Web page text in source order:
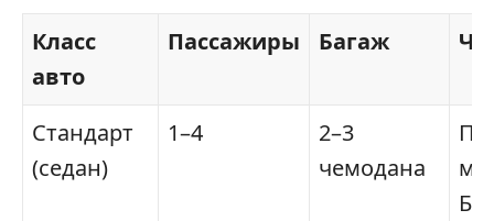
Класс
авто
Пассажиры Багаж
Стандарт
(седан)
1–4
2–3
чемодана